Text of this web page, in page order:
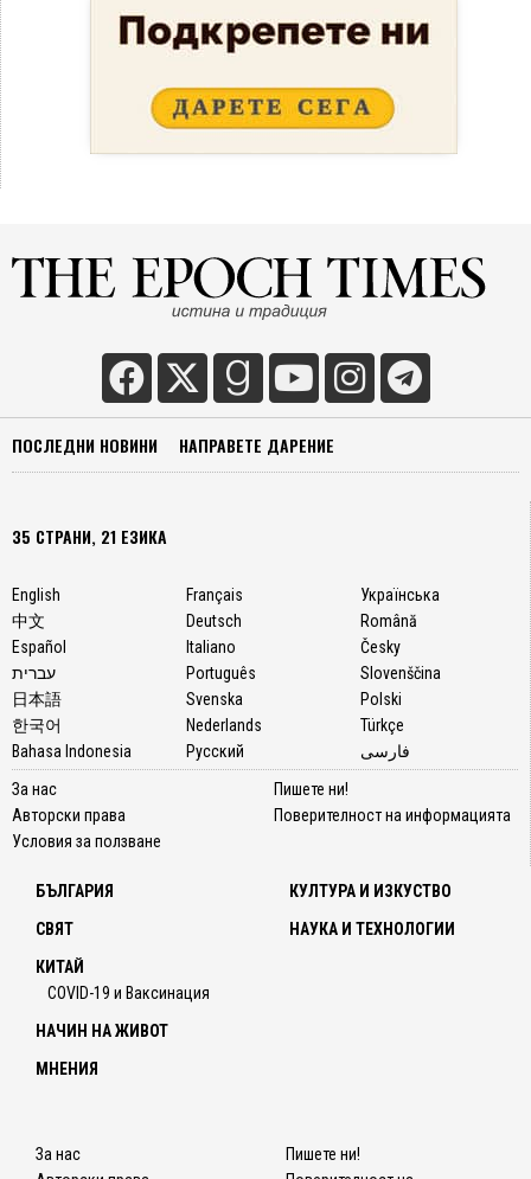
ПОСЛЕДНИ НОВИНИ НАПРАВЕТЕ ДАРЕНИЕ
35 СТРАНИ, 21 ЕЗИКА
English
中文
Español
עברית
日本語
한국어
Bahasa Indonesia
Français
Deutsch
Italiano
Português
Svenska
Nederlands
Русский
Українська
Română
Česky
Slovenščina
Polski
Türkçe
فارسی
За нас
Авторски права
Условия за ползване
Пишете ни!
Поверителност на информацията
БЪЛГАРИЯ
СВЯТ
КИТАЙ
COVID-19 и Ваксинация
КУЛТУРА И ИЗКУСТВО
НАУКА И ТЕХНОЛОГИИ
НАЧИН НА ЖИВОТ
МНЕНИЯ
За нас
Пишете ни!